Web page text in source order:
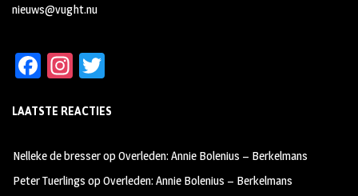
nieuws@vught.nu
Fa
b
oo
k
In
ag
m
tt
LAATSTE REACTIES
Nelleke de bresseropOverleden: Annie Bolenius – Berkelmans
Peter Tuerlings opOverleden: Annie Bolenius – Berkelmans